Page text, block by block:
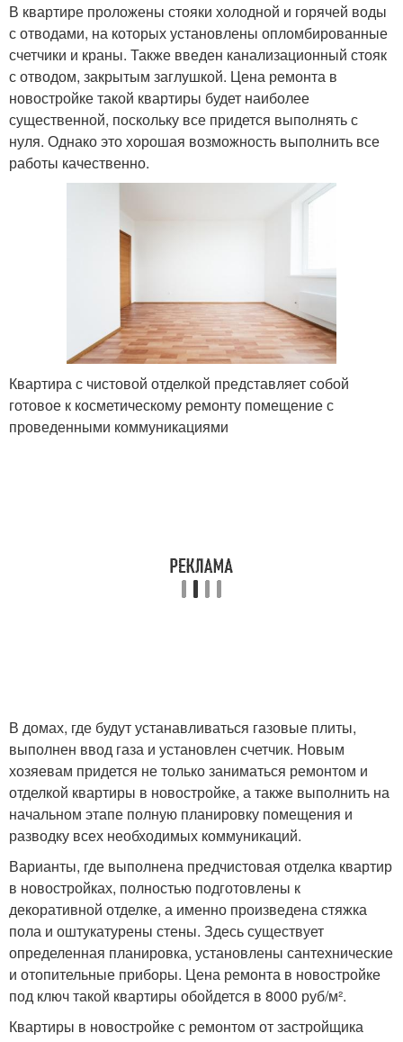
В квартире проложены стояки холодной и горячей воды
с отводами, на которых установлены опломбированные
счетчики и краны. Также введен канализационный стояк
с отводом, закрытым заглушкой. Цена ремонта в
новостройке такой квартиры будет наиболее
существенной, поскольку все придется выполнять с
нуля. Однако это хорошая возможность выполнить все
работы качественно.
Квартира с чистовой отделкой представляет собой
готовое к косметическому ремонту помещение с
проведенными коммуникациями
В домах, где будут устанавливаться газовые плиты,
выполнен ввод газа и установлен счетчик. Новым
хозяевам придется не только заниматься ремонтом и
отделкой квартиры в новостройке, а также выполнить на
начальном этапе полную планировку помещения и
разводку всех необходимых коммуникаций.
Варианты, где выполнена предчистовая отделка квартир
в новостройках, полностью подготовлены к
декоративной отделке, а именно произведена стяжка
пола и оштукатурены стены. Здесь существует
определенная планировка, установлены сантехнические
и отопительные приборы. Цена ремонта в новостройке
под ключ такой квартиры обойдется в 8000 руб/м².
Квартиры в новостройке с ремонтом от застройщика